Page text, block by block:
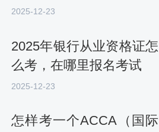
划分
2025-12-23
2025年银行从业资格证怎
么考，在哪里报名考试
2025-12-23
怎样考一个ACCA（国际